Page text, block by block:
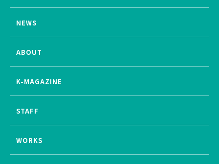
NEWS
ABOUT
K-MAGAZINE
STAFF
WORKS